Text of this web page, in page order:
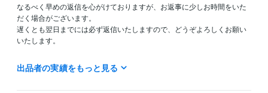
なるべく早めの返信を心がけておりますが、お返事に少しお時間をいた
だく場合がございます。
遅くとも翌日までには必ず返信いたしますので、どうぞよろしくお願い
いたします。
医療・介護 / 看護師 経験年数 : 15年
出品者の実績をもっと見る